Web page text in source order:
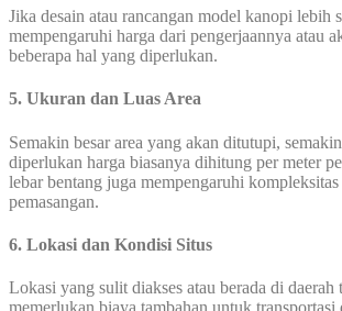
Jika desain atau rancangan model kanopi lebih
mempengaruhi harga dari pengerjaannya atau
beberapa hal yang diperlukan.
5. Ukuran dan Luas Area
Semakin besar area yang akan ditutupi,
diperlukan harga biasanya dihitung per meter
lebar bentang juga mempengaruhi
pemasangan.
6. Lokasi dan Kondisi Situs
Lokasi yang sulit diakses atau berada di daerah